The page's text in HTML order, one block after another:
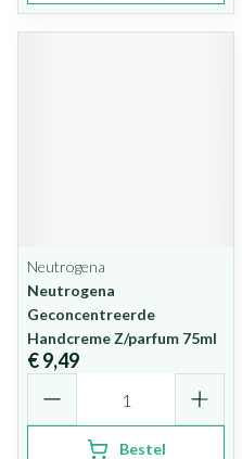
Neutrogena
Neutrogena
Geconcentreerde
Handcreme Z/parfum 75ml
€ 9,49
Bestel